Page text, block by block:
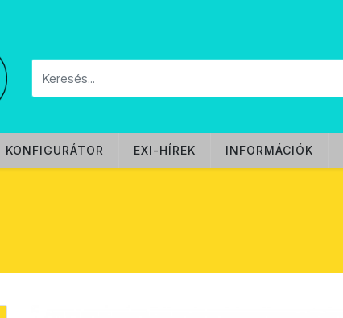
KONFIGURÁTOR EXI-HÍREK INFORMÁCIÓK